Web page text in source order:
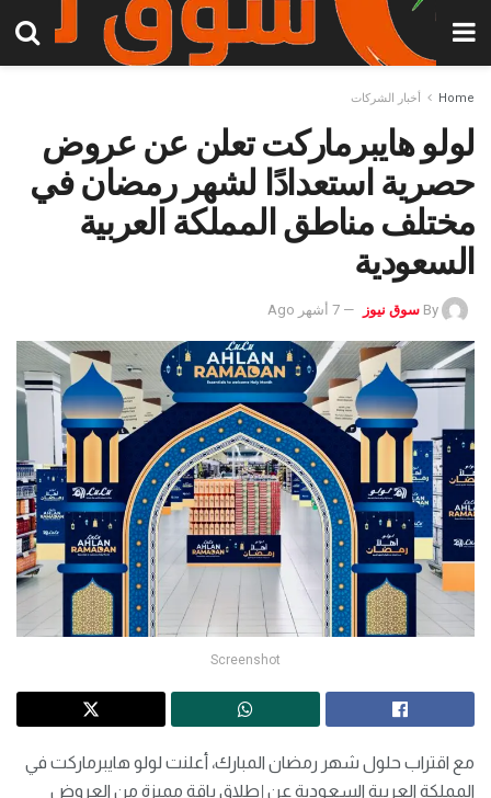
Home أخبار الشركات
لولو هايبرماركت تعلن عن عروض
حصرية استعدادًا لشهر رمضان في
مختلف مناطق المملكة العربية
السعودية
By سوق نيوز 7 أشهر Ago
Screenshot
مع اقتراب حلول شهر رمضان المبارك، أعلنت لولو هايبرماركت في
المملكة العربية السعودية عن إطلاق باقة مميزة من العروض